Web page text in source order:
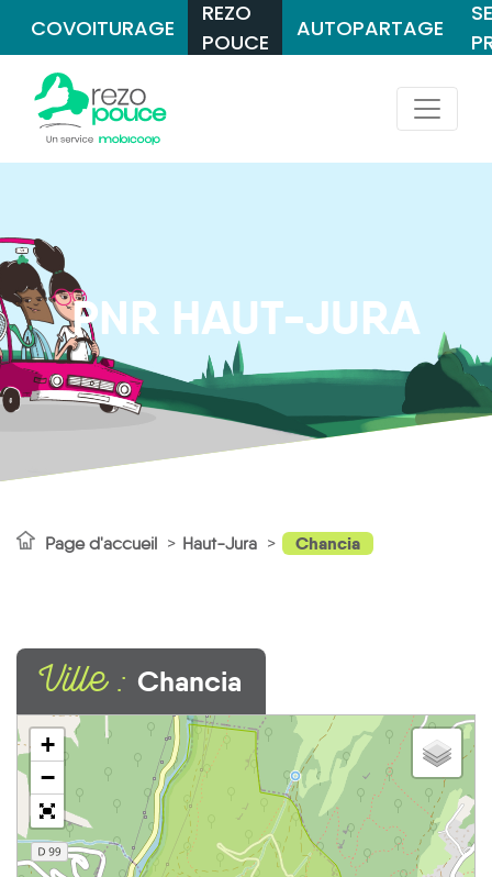
COVOITURAGE
REZO
POUCE
AUTOPARTAGE
PNR HAUT-JURA
Page d'accueil Haut-Jura Chancia
Ville : Chancia
+
−